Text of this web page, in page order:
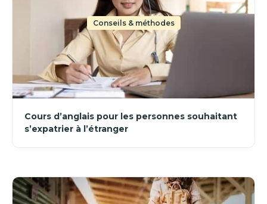
Conseils & méthodes
Cours d’anglais pour les personnes souhaitant
s’expatrier à l’étranger